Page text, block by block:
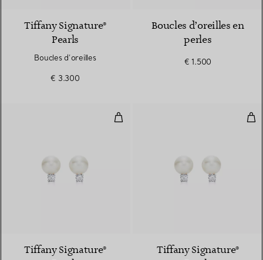
Tiffany Signature®
Pearls
Boucles d’oreilles
€ 3.300
Boucles d’oreilles en
perles
€ 1.500
Boucles d’oreilles
Tiffany Signature®
Tiffany Signature®